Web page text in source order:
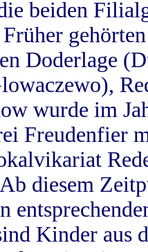
beiden
Doderlage
wurde im
Freudenfier
diesem
Kinder aus